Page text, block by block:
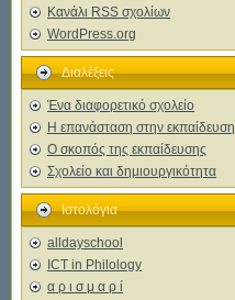
Κανάλι RSS σχολίων
WordPress.org
Διαλέξεις
Ένα διαφορετικό σχολείο
Η επανάσταση στην εκπαίδευση
Ο σκοπός της εκπαίδευσης
Σχολείο και δημιουργικότητα
Ιστολόγια
alldayschool
ICT in Philology
α ρ ι σ μ α ρ ί